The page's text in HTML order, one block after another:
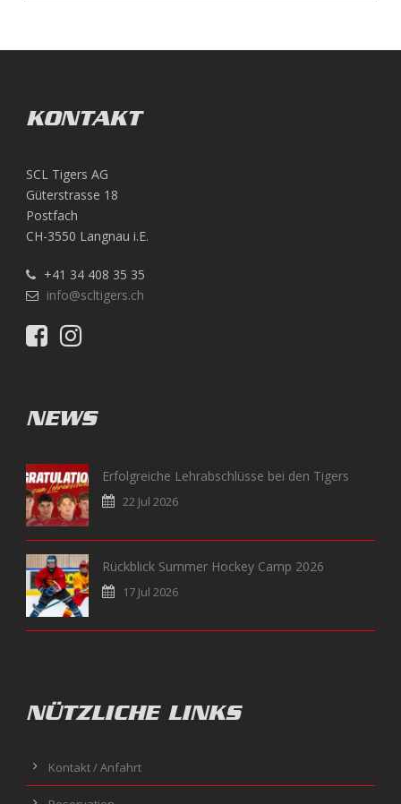
KONTAKT
SCL Tigers AG
Güterstrasse 18
Postfach
CH-3550 Langnau i.E.
+41 34 408 35 35
info@scltigers.ch
NEWS
Erfolgreiche Lehrabschlüsse bei den Tigers
22 Jul 2026
Rückblick Summer Hockey Camp 2026
17 Jul 2026
NÜTZLICHE LINKS
Kontakt / Anfahrt